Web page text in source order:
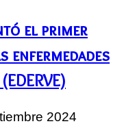
el primer
enfermedades
2024